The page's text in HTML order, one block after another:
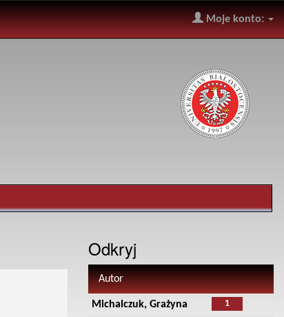
Moje konto:
Odkryj
Autor
1
Michalczuk, Grażyna